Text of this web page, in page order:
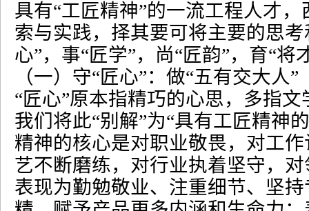
具有“工匠精神”的一流工程人才
索与实践，择其要可将主要的思
心”，事“匠学”，尚“匠韵”，育“将
（一）守“匠心”：做“五有交大人”
“匠心”原本指精巧的心思，多指
我们将此“别解”为“具有工匠精神
精神的核心是对职业敬畏，对工
艺不断磨练，对行业执着坚守，
表现为勤勉敬业、注重细节、坚